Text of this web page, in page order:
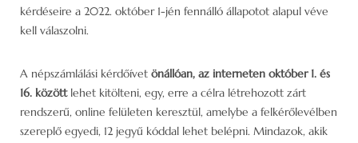
kérdéseire a 2022. október 1-jén fennálló állapotot alapul véve
kell válaszolni.
A népszámlálási kérdőívet önállóan, az interneten október 1. és
16. közöttlehet kitölteni, egy, erre a célra létrehozott zárt
rendszerű, online felületen keresztül, amelybe a felkérőlevélben
szereplő egyedi, 12 jegyű kóddal lehet belépni. Mindazok, akik